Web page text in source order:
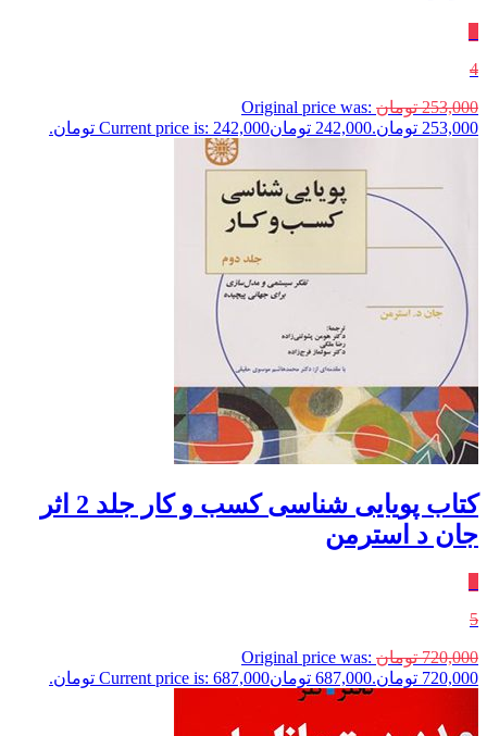
4
253,000 تومان Original price was:
253,000 تومان.
242,000 تومانCurrent price is: 242,000 تومان.
کتاب پویایی شناسی کسب و کار جلد 2 اثر
جان د استرمن
5
720,000 تومان Original price was:
720,000 تومان.
687,000 تومانCurrent price is: 687,000 تومان.